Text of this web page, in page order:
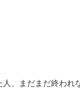
、まだまだ終わ